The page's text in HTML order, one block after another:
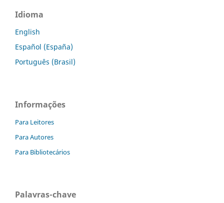
Idioma
English
Español (España)
Português (Brasil)
Informações
Para Leitores
Para Autores
Para Bibliotecários
Palavras-chave